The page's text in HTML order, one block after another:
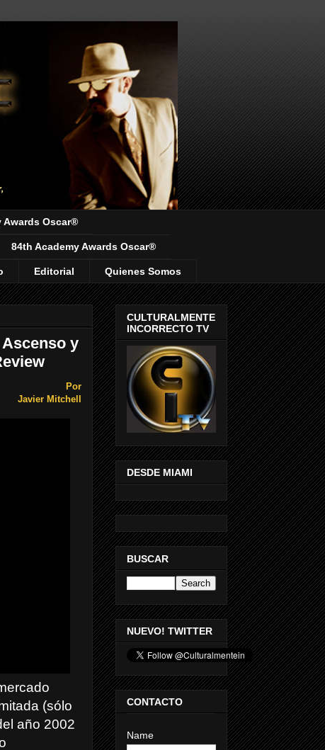
Awards Oscar®
84th Academy Awards Oscar®
Editorial Quienes Somos
y
Por
Javier Mitchell
(sólo
año 2002
CULTURALMENTE
INCORRECTO TV
DESDE MIAMI
BUSCAR
NUEVO! TWITTER
CONTACTO
Name